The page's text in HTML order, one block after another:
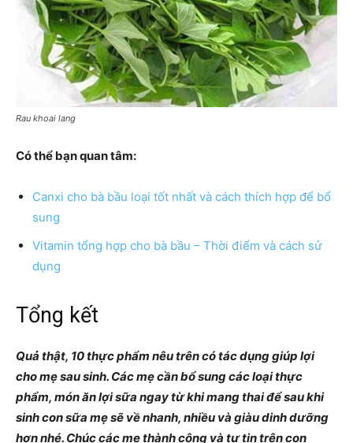
Rau khoai lang
Có thể bạn quan tâm:
Canxi cho bà bầu loại tốt nhất và cách thích hợp để bổ
sung
Vitamin tổng hợp cho bà bầu – Thời điểm và cách sử
dụng
Tổng kết
Quả thật, 10 thực phẩm nêu trên có tác dụng giúp lợi
cho mẹ sau sinh. Các mẹ cần bổ sung các loại thực
phẩm, món ăn lợi sữa ngay từ khi mang thai để sau khi
sinh con sữa mẹ sẽ về nhanh, nhiều và giàu dinh dưỡng
hơn nhé. Chúc các mẹ thành công và tự tin trên con